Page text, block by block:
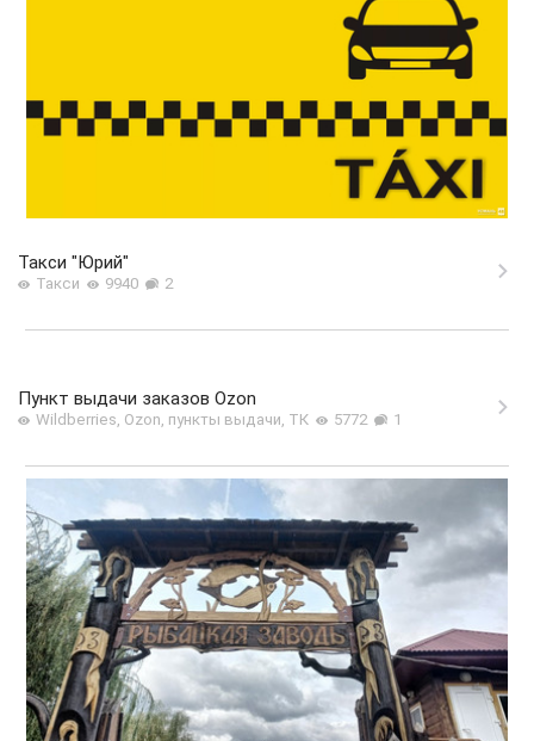
Такси "Юрий"
Такси 9940 2
Пункт выдачи заказов Ozon
Wildberries, Ozon, пункты выдачи, ТК 5772 1